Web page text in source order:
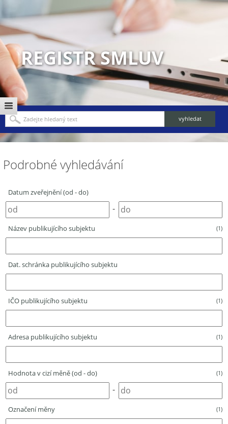
REGISTR SMLUV
Podrobné vyhledávání
Datum zveřejnění (od - do)
-
Název publikujícího subjektu (1)
Dat. schránka publikujícího subjektu
IČO publikujícího subjektu (1)
Adresa publikujícího subjektu (1)
Hodnota v cizí měně (od - do) (1)
-
Označení měny (1)